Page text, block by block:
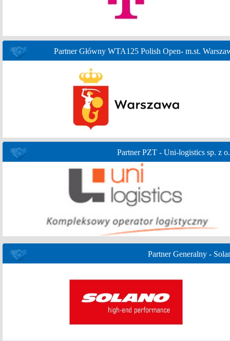
Partner Główny WTA125 Polish Open- m.st.
Partner PZT - Uni-logistics sp. z
Partner Generalny -